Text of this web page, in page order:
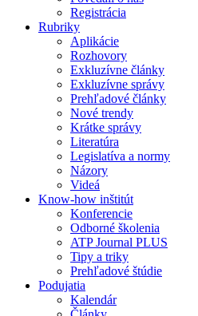
Registrácia
Rubriky
Aplikácie
Rozhovory
Exkluzívne články
Exkluzívne správy
Prehľadové články
Nové trendy
Krátke správy
Literatúra
Legislatíva a normy
Názory
Videá
Know-how inštitút
Konferencie
Odborné školenia
ATP Journal PLUS
Tipy a triky
Prehľadové štúdie
Podujatia
Kalendár